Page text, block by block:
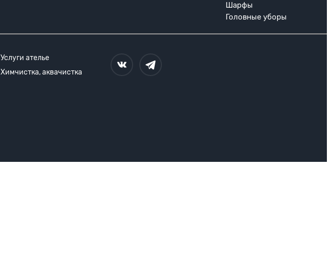
Шарфы
Головные уборы
Услуги ателье
Химчистка, аквачистка